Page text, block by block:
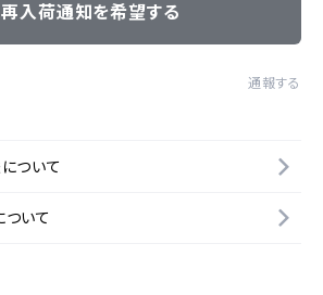
再入荷通知を希望する
通報する
ついて
いて